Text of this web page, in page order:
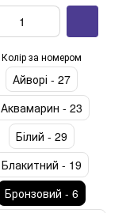
Колір за номером
Айворі - 27
Аквамарин - 23
Білий - 29
Блакитний - 19
Бронзовий - 6